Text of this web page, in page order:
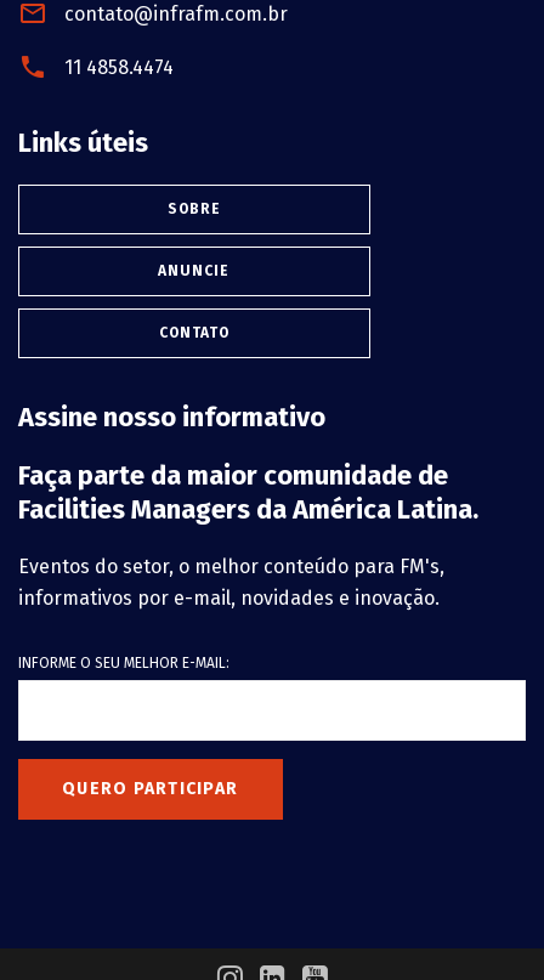
contato@infrafm.com.br
11 4858.4474
Links úteis
SOBRE
ANUNCIE
CONTATO
Assine nosso informativo
Faça parte da maior comunidade de
Facilities Managers da América Latina.
Eventos do setor, o melhor conteúdo para FM's,
informativos por e-mail, novidades e inovação.
INFORME O SEU MELHOR E-MAIL:
QUERO PARTICIPAR